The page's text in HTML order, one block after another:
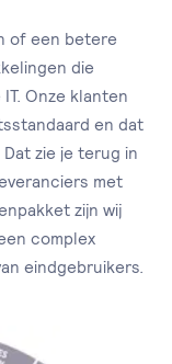
of een betere
die
Onze klanten
en dat
zie je terug in
met
zijn wij
complex
eindgebruikers.